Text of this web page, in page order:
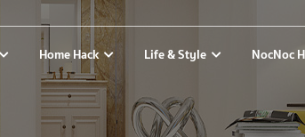
Home Hack Life & Style NocNoc